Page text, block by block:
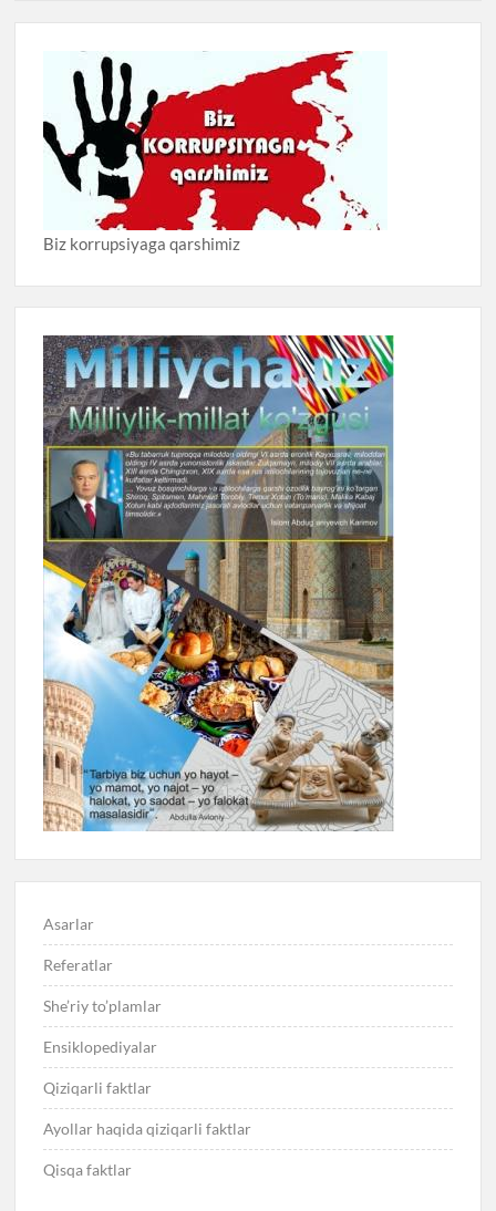
Biz korrupsiyaga qarshimiz
Asarlar
Referatlar
She’riy to’plamlar
Ensiklopediyalar
Qiziqarli faktlar
Ayollar haqida qiziqarli faktlar
Qisqa faktlar